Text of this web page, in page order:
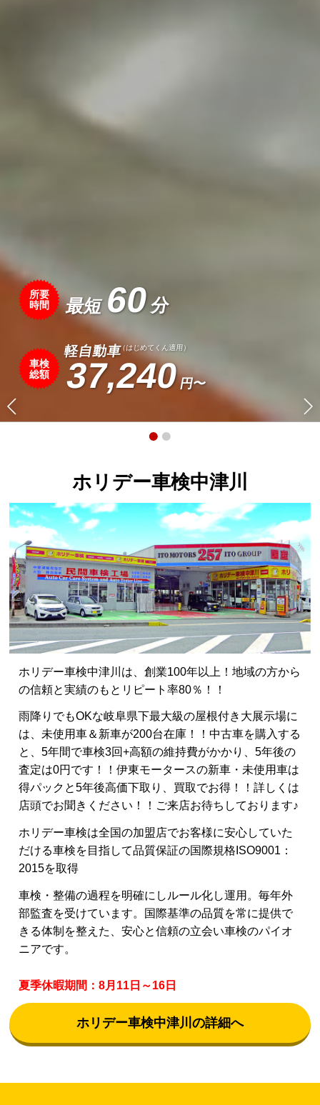
所要
時間
60
車検
総額
37,240
（はじめてくん適用）
ホリデー車検中津川
ホリデー車検中津川は、創業100年以上！地域の方から
の信頼と実績のもとリピート率80％！！
雨降りでもOKな岐阜県下最大級の屋根付き大展示場に
は、未使用車＆新車が200台在庫！！中古車を購入する
と、5年間で車検3回+高額の維持費がかかり、5年後の
査定は0円です！！伊東モータースの新車・未使用車は
得パックと5年後高価下取り、買取でお得！！詳しくは
店頭でお聞きください！！ご来店お待ちしております♪
ホリデー車検は全国の加盟店でお客様に安心していた
だける車検を目指して品質保証の国際規格ISO9001：
2015を取得
車検・整備の過程を明確にしルール化し運用。毎年外
部監査を受けています。国際基準の品質を常に提供で
きる体制を整えた、安心と信頼の立会い車検のパイオ
ニアです。
夏季休暇期間：8月11日～16日
ホリデー車検中津川の詳細へ